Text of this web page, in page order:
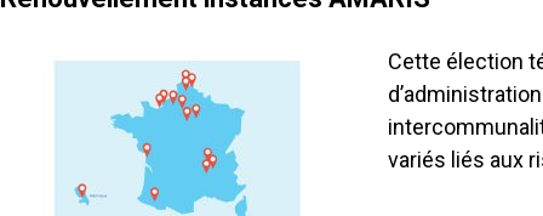
Cette élection
variés liés aux